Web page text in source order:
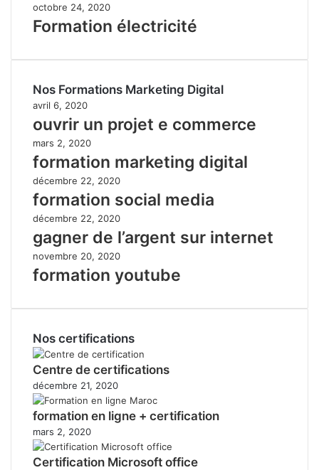
octobre 24, 2020
Formation électricité
Nos Formations Marketing Digital
avril 6, 2020
ouvrir un projet e commerce
mars 2, 2020
formation marketing digital
décembre 22, 2020
formation social media
décembre 22, 2020
gagner de l’argent sur internet
novembre 20, 2020
formation youtube
Nos certifications
Centre de certifications
décembre 21, 2020
formation en ligne + certification
mars 2, 2020
Certification Microsoft office